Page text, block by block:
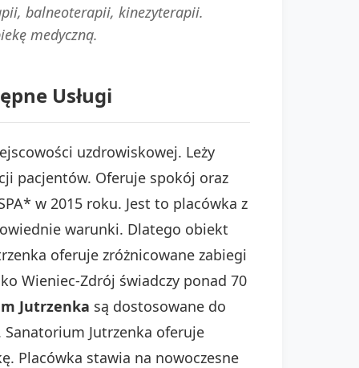
balneoterapii, kinezyterapii.
medyczną.
Usługi
uzdrowiskowej. Leży
pacjentów. Oferuje spokój oraz
w 2015 roku. Jest to placówka z
warunki. Dlatego obiekt
oferuje zróżnicowane zabiegi
Wieniec-Zdrój świadczy ponad 70
Jutrzenka są dostosowane do
Jutrzenka oferuje
Placówka stawia na nowoczesne